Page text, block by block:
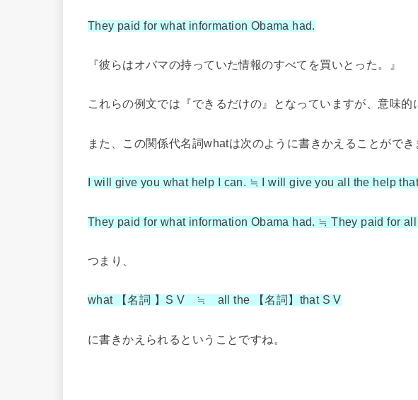
They paid for what information Obama had.
『彼らはオバマの持っていた情報のすべてを買いとった。』
これらの例文では『できるだけの』となっていますが、意味的
また、この関係代名詞whatは次のように書きかえることができ
I will give you what help I can. ≒ I will give you all the help
They paid for what information Obama had. ≒ They paid for
つまり、
what 【名詞 】S V ≒ all the 【名詞】that S V
に書きかえられるということですね。